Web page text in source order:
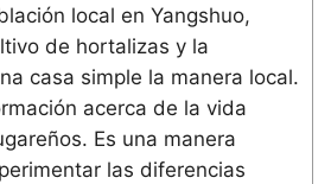
local en Yangshuo,
de hortalizas y la
casa simple la manera local.
acerca de la vida
Es una manera
las diferencias